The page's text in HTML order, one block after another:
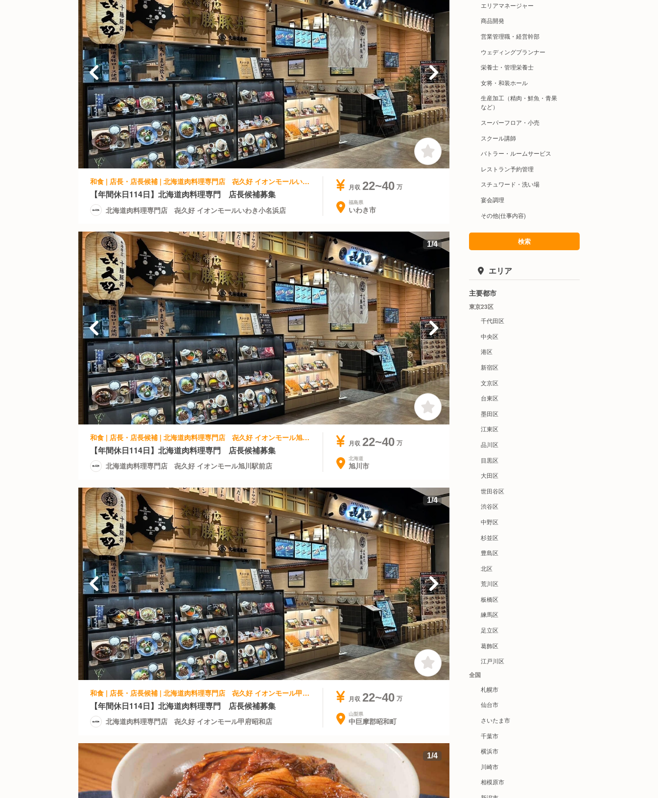
和食 | 店長・店長候補 | 北海道肉料理専門店 㐂久好 イオンモールいわき小名浜店
【年間休日114日】北海道肉料理専門 店長候補募集
北海道肉料理専門店 㐂久好 イオンモールいわき小名浜店
月収 22~40
福島県
いわき市
1/4
和食 | 店長・店長候補 | 北海道肉料理専門店 㐂久好 イオンモール旭川駅前店
【年間休日114日】北海道肉料理専門 店長候補募集
北海道肉料理専門店 㐂久好 イオンモール旭川駅前店
月収 22~40
北海道
旭川市
1/4
和食 | 店長・店長候補 | 北海道肉料理専門店 㐂久好 イオンモール甲府昭和店
【年間休日114日】北海道肉料理専門 店長候補募集
北海道肉料理専門店 㐂久好 イオンモール甲府昭和店
月収 22~40
山梨県
中巨摩郡昭和町
1/4
エリアマネージャー
商品開発
営業管理職・経営幹部
ウェディングプランナー
栄養士・管理栄養士
女将・和装ホール
生産加工（精肉・鮮魚・青果
など）
スーパーフロア・小売
スクール講師
バトラー・ルームサービス
レストラン予約管理
スチュワード・洗い場
宴会調理
その他(仕事内容)
検索
エリア
主要都市
東京23区
千代田区
中央区
港区
新宿区
文京区
台東区
墨田区
江東区
品川区
目黒区
大田区
世田谷区
渋谷区
中野区
杉並区
豊島区
北区
荒川区
板橋区
練馬区
足立区
葛飾区
江戸川区
全国
札幌市
仙台市
さいたま市
千葉市
横浜市
川崎市
相模原市